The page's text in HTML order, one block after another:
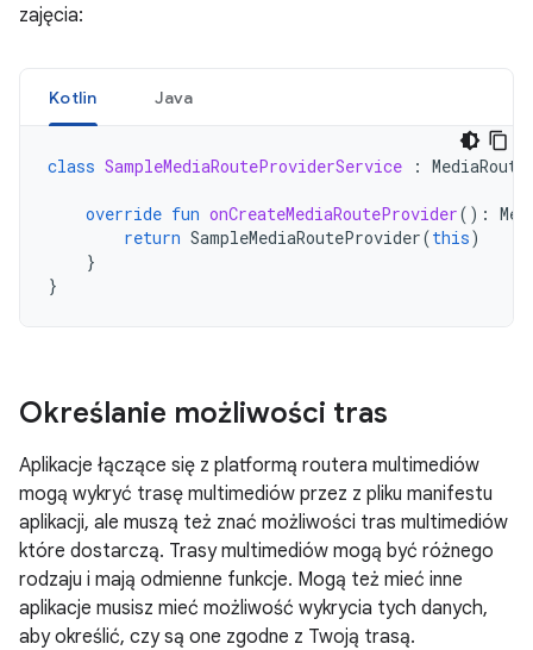
zajęcia:
Kotlin Java
class SampleMediaRouteProviderService :
override fun onCreateMediaRouteProvider():
return SampleMediaRouteProvider(this)
}
}
Określanie możliwości tras
Aplikacje łączące się z platformą routera multimediów
mogą wykryć trasę multimediów przez z pliku manifestu
aplikacji, ale muszą też znać możliwości tras multimediów
które dostarczą. Trasy multimediów mogą być różnego
rodzaju i mają odmienne funkcje. Mogą też mieć inne
aplikacje musisz mieć możliwość wykrycia tych danych,
aby określić, czy są one zgodne z Twoją trasą.